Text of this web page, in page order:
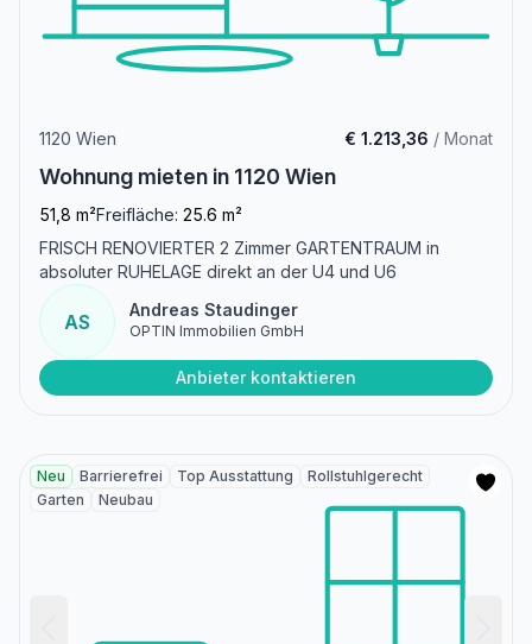
1120 Wien € 1.213,36 / Monat
Wohnung mieten in 1120 Wien
51,8 m²Freifläche: 25.6 m²
FRISCH RENOVIERTER 2 Zimmer GARTENTRAUM in
absoluter RUHELAGE direkt an der U4 und U6
AS
Andreas Staudinger
OPTIN Immobilien GmbH
Anbieter kontaktieren
Neu Barrierefrei Top Ausstattung
Rollstuhlgerecht
Garten
Neubau